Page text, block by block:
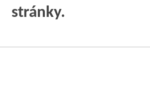
stránky.